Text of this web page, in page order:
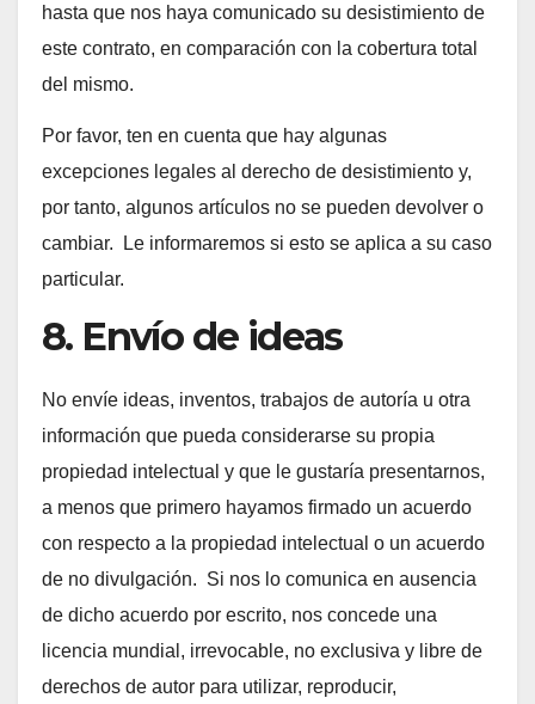
hasta que nos haya comunicado su desistimiento de
este contrato, en comparación con la cobertura total
del mismo.
Por favor, ten en cuenta que hay algunas
excepciones legales al derecho de desistimiento y,
por tanto, algunos artículos no se pueden devolver o
cambiar. Le informaremos si esto se aplica a su caso
particular.
8. Envío de ideas
No envíe ideas, inventos, trabajos de autoría u otra
información que pueda considerarse su propia
propiedad intelectual y que le gustaría presentarnos,
a menos que primero hayamos firmado un acuerdo
con respecto a la propiedad intelectual o un acuerdo
de no divulgación. Si nos lo comunica en ausencia
de dicho acuerdo por escrito, nos concede una
licencia mundial, irrevocable, no exclusiva y libre de
derechos de autor para utilizar, reproducir,